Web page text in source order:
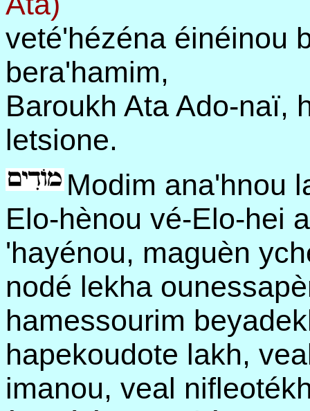
veté'hézéna éinéinou
bera'hamim,
Baroukh Ata Ado-naï,
letsione.
Modim ana'hnou
Elo-hènou vé-Elo-hei
'hayénou, maguèn
nodé lekha
hamessourim
hapekoudote lakh,
imanou, veal